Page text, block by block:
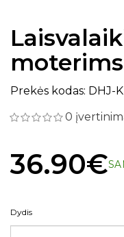
Prekės kodas: DHJ-
0
36.90€
Dydis